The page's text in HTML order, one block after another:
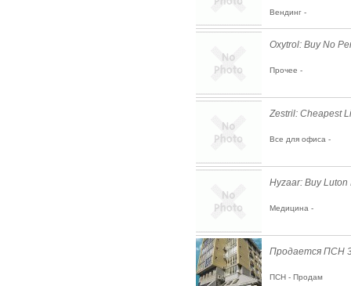
Вендинг -
Oxytrol: Buy No
Прочее -
Zestril: Cheapest
Все для офиса -
Hyzaar: Buy Luton
Медицина -
Продается ПСН
ПСН - Продам